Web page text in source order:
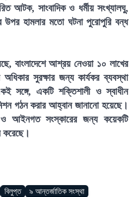
আটক, সাংবাদিক ও ধর্মীয় সংখ্যালঘু,
উপর হামলার মতো ঘটনা পুরোপুরি বন্ধ
বাংলাদেশে আশ্রয় নেওয়া ১০ লাখের
অধিকার সুরক্ষার জন্য কার্যকর ব্যবস্থা
সঙ্গে, একটি শক্তিশালী ও স্বাধীন
গঠন করার আহ্বান জানানো হয়েছে।
ও আইনগত সংস্কারের জন্য কয়েকটি
করেছে।
বিলুপ্ত ৯ আন্তর্জাতিক সংস্থা